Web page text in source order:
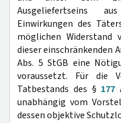
Ausgeliefertseins
Einwirkungen des
möglichen Widerstand
dieser einschränkenden
Abs. 5 StGB eine
voraussetzt. Für die
Tatbestands des § 177
unabhängig vom
dessen objektive